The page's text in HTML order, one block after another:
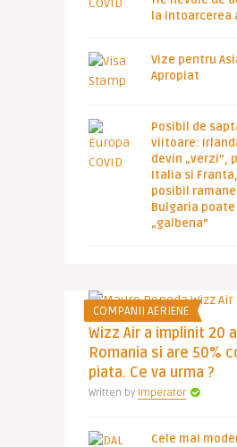
la intoarcerea
Vize pentru
Apropiat
Posibil de
viitoare:
devin „verzi”,
Italia si
posibil
Bulgaria
„galbena”
COMPANII AERIENE
Wizz Air a implinit 20
Romania si are 50%
piata. Ce va urma ?
Written by Imperator
Cele mai